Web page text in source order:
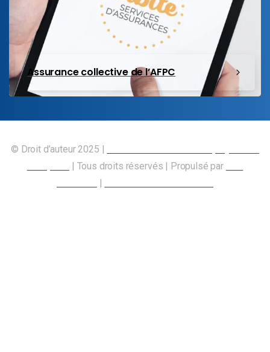
Assurance collective de l’AFPC
© Droit d’auteur 2025 |
| Tous droits réservés | Propulsé par
|